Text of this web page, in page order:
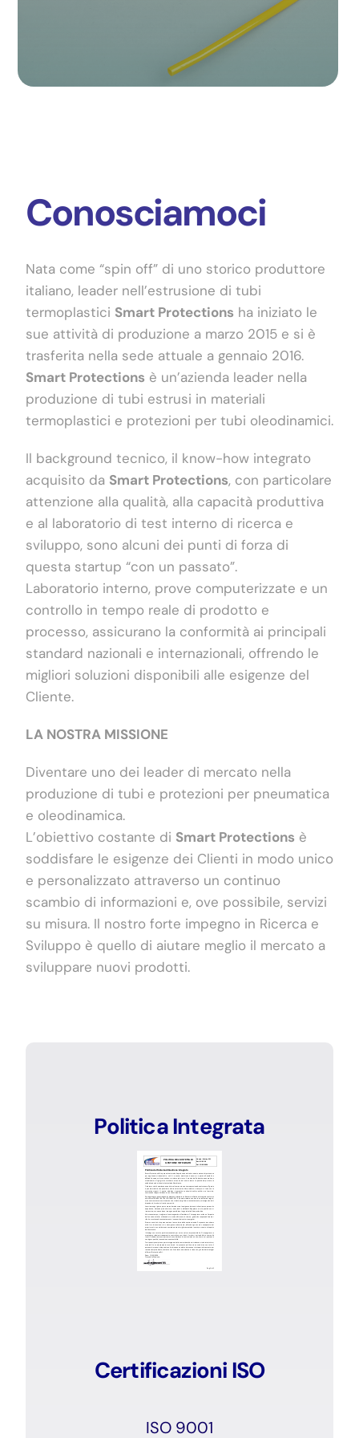
DOWNLOAD
ITA
Conosciamoci
Nata come “spin off” di uno storico produttore
italiano, leader nell’estrusione di tubi
termoplastici Smart Protections ha iniziato le
sue attività di produzione a marzo 2015 e si è
trasferita nella sede attuale a gennaio 2016.
Smart Protections è un’azienda leader nella
produzione di tubi estrusi in materiali
termoplastici e protezioni per tubi oleodinamici.
Il background tecnico, il know-how integrato
acquisito da Smart Protections, con particolare
attenzione alla qualità, alla capacità produttiva
e al laboratorio di test interno di ricerca e
sviluppo, sono alcuni dei punti di forza di
questa startup “con un passato”.
Laboratorio interno, prove computerizzate e un
controllo in tempo reale di prodotto e
processo, assicurano la conformità ai principali
standard nazionali e internazionali, offrendo le
migliori soluzioni disponibili alle esigenze del
Cliente.
LA NOSTRA MISSIONE
Diventare uno dei leader di mercato nella
produzione di tubi e protezioni per pneumatica
e oleodinamica.
L’obiettivo costante di Smart Protections è
soddisfare le esigenze dei Clienti in modo unico
e personalizzato attraverso un continuo
scambio di informazioni e, ove possibile, servizi
su misura. Il nostro forte impegno in Ricerca e
Sviluppo è quello di aiutare meglio il mercato a
sviluppare nuovi prodotti.
Politica Integrata
Certificazioni ISO
ISO 9001